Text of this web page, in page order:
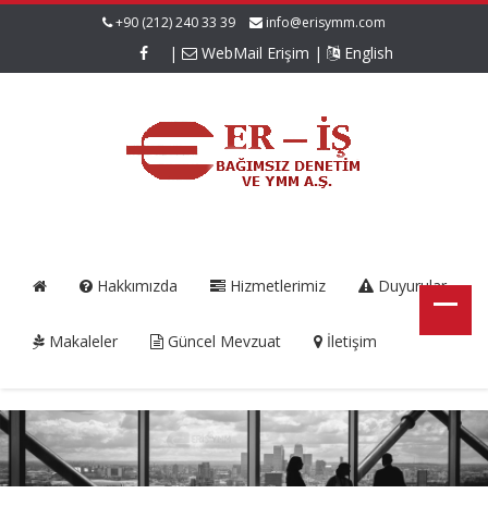
+90 (212) 240 33 39 info@erisymm.com
| WebMail Erişim | English
Hakkımızda Hizmetlerimiz Duyurular
Makaleler Güncel Mevzuat İletişim